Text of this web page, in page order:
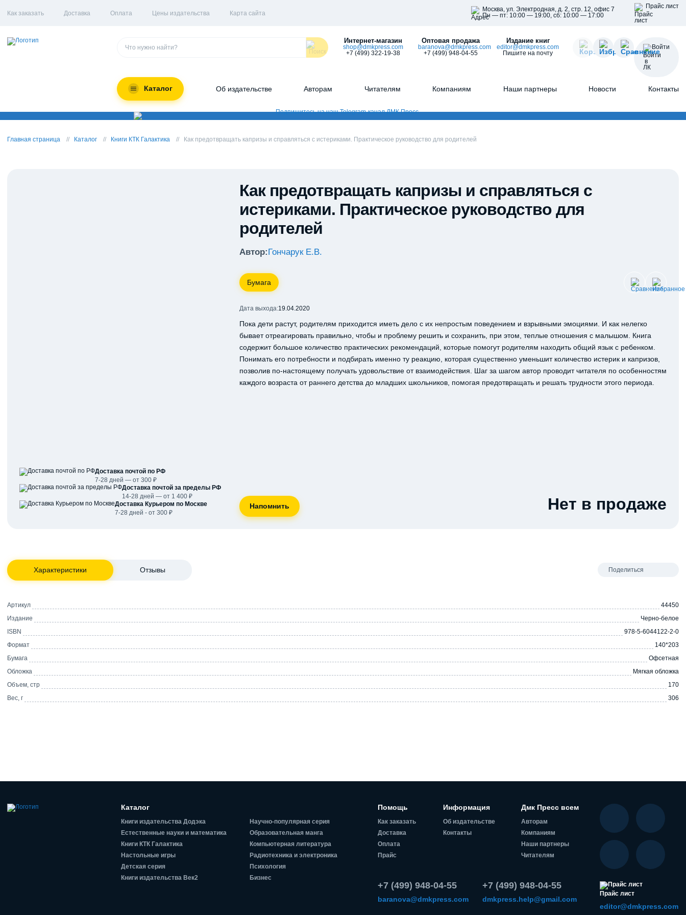
Как заказать Доставка Оплата Цены издательства Карта сайта
Москва, ул. Электродная, д. 2, стр. 12, офис 7
Пн — пт: 10:00 — 19:00, сб: 10:00 — 17:00
Прайс лист
Интернет-магазин
shop@dmkpress.com
+7 (499) 322-19-38
Оптовая продажа
baranova@dmkpress.com
+7 (499) 948-04-55
Издание книг
editor@dmkpress.com
Пишите на почту
Войти
Каталог Об издательстве Авторам Читателям Компаниям Наши партнеры Новости Контакты
Главная страница Каталог Книги КТК Галактика Как предотвращать капризы и справляться с истериками. Практическое руководство для родителей
Доставка почтой по РФ
7-28 дней — от 300 ₽
Доставка почтой за пределы РФ
14-28 дней — от 1 400 ₽
Доставка Курьером по Москве
7-28 дней - от 300 ₽
Как предотвращать капризы и справляться с
истериками. Практическое руководство для
родителей
Автор:Гончарук Е.В.
Бумага
Дата выхода:19.04.2020
Пока дети растут, родителям приходится иметь дело с их непростым поведением и взрывными эмоциями. И как нелегко
бывает отреагировать правильно, чтобы и проблему решить и сохранить, при этом, теплые отношения с малышом. Книга
содержит большое количество практических рекомендаций, которые помогут родителям находить общий язык с ребенком.
Понимать его потребности и подбирать именно ту реакцию, которая существенно уменьшит количество истерик и капризов,
позволив по-настоящему получать удовольствие от взаимодействия. Шаг за шагом автор проводит читателя по особенностям
каждого возраста от раннего детства до младших школьников, помогая предотвращать и решать трудности этого периода.
Нет в продаже
Характеристики Отзывы Поделиться
Артикул
44450
Издание
Черно-белое
ISBN
978-5-6044122-2-0
Формат
140*203
Бумага
Офсетная
Обложка
Мягкая обложка
Объем, стр
170
Вес, г
306
Каталог
Книги издательства Додэка
Естественные науки и математика
Книги КТК Галактика
Настольные игры
Детская серия
Книги издательства Век2
Научно-популярная серия
Образовательная манга
Компьютерная литература
Радиотехника и электроника
Психология
Бизнес
Помощь
Как заказать
Доставка
Оплата
Прайс
Информация
Об издательстве
Контакты
Дмк Пресс всем
Авторам
Компаниям
Наши партнеры
Читателям
+7 (499) 948-04-55
baranova@dmkpress.com
+7 (499) 948-04-55
dmkpress.help@gmail.com
Прайс лист
editor@dmkpress.com